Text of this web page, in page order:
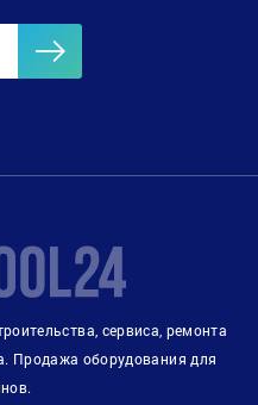
сервиса, ремонта
Продажа оборудования для